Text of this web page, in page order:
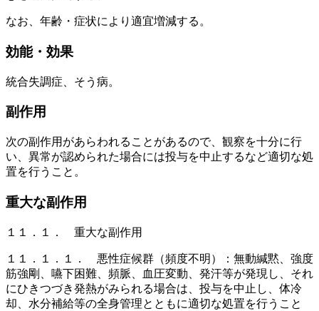
なお、年齢・症状により適宜増減する。
効能・効果
統合失調症、そう病。
副作用
次の副作用があらわれることがあるので、観察を十分に行
い、異常が認められた場合には投与を中止するなど適切な処
置を行うこと。
重大な副作用
１１．１． 重大な副作用
１１．１．１． 悪性症候群（頻度不明）：無動緘黙、強度
筋強剛、嚥下困難、頻脈、血圧変動、発汗等が発現し、それ
にひきつづき発熱がみられる場合は、投与を中止し、体冷
却、水分補給等の全身管理とともに適切な処置を行うこと